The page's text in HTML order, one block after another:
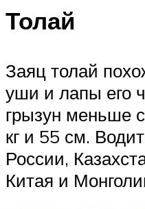
Толай
Заяц толай
уши и лапы его
грызун меньше
кг и 55 см.
России,
Китая и